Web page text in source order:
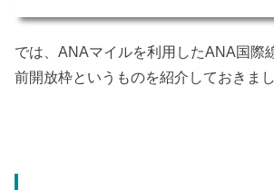
では、ANAマイルを利用したANA国際
前開放枠というものを紹介しておきまし